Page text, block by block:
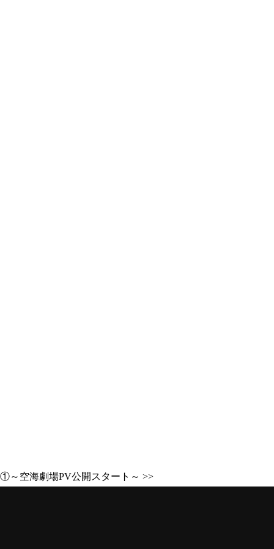
～空海劇場PV公開スタート～ >>